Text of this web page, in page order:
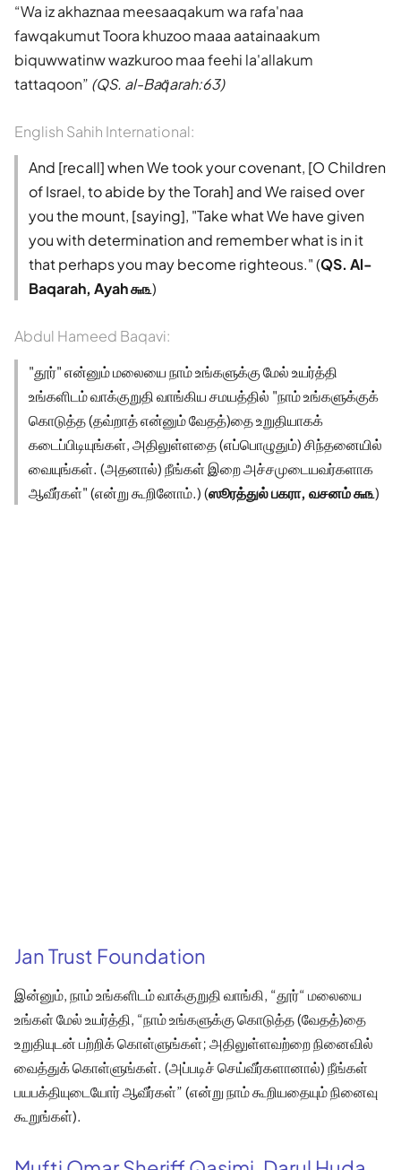
Wa iz akhaznaa meesaaqakum wa rafa'naa
fawqakumut Toora khuzoo maaa aatainaakum
biquwwatinw wazkuroo maa feehi la'allakum
tattaqoon (QS. al-Baq̈arah:63)
English Sahih International:
And [recall] when We took your covenant, [O Children
of Israel, to abide by the Torah] and We raised over
you the mount, [saying], "Take what We have given
you with determination and remember what is in it
that perhaps you may become righteous." (QS. Al-
Baqarah, Ayah ௬௩)
Abdul Hameed Baqavi:
"தூர்" என்னும் மலையை நாம் உங்களுக்கு மேல் உயர்த்தி
உங்களிடம் வாக்குறுதி வாங்கிய சமயத்தில் "நாம் உங்களுக்குக்
கொடுத்த (தவ்றாத் என்னும் வேதத்)தை உறுதியாகக்
கடைப்பிடியுங்கள், அதிலுள்ளதை (எப்பொழுதும்) சிந்தனையில்
வையுங்கள். (அதனால்) நீங்கள் இறை அச்சமுடையவர்களாக
ஆவீர்கள்" (என்று கூறினோம்.) (ஸூரத்துல் பகரா, வசனம் ௬௩)
Jan Trust Foundation
இன்னும், நாம் உங்களிடம் வாக்குறுதி வாங்கி, “தூர்“ மலையை
உங்கள் மேல் உயர்த்தி, “நாம் உங்களுக்கு கொடுத்த (வேதத்)தை
உறுதியுடன் பற்றிக் கொள்ளுங்கள்; அதிலுள்ளவற்றை நினைவில்
வைத்துக் கொள்ளுங்கள். (அப்படிச் செய்வீர்களானால்) நீங்கள்
பயபக்தியுடையோர் ஆவீர்கள்” (என்று நாம் கூறியதையும் நினைவு
கூறுங்கள்).